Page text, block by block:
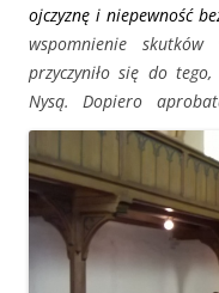
ojczyznę i niepewność
wspomnienie skutków
przyczyniło się do
Nysą.Dopiero